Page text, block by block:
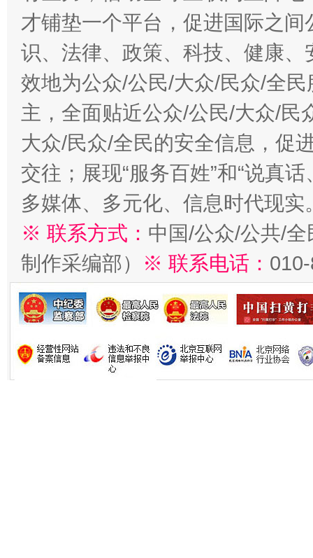
才铺垫一个平台，促进国际之
识、法律、政策、科技、健康
效地为公众/公民/大众/民众/全
主，全面贴近公众/公民/大众/民
大众/民众/全民的安全信息，促
交往；展现“服务百姓”和“说真
多媒体、多元化、信息时代现实
※ 联系方式： 中国/公众/公共/
制作采编部）
※ 联系电话：